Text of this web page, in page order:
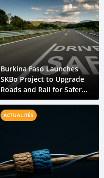
Burkina Faso Launches
SKBo Project to Upgrade
Roads and Rail for Safer
Travel
ACTUALITÉS